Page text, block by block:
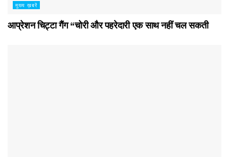
मुख्य ख़बरें
आप्रेशन चिट्टा गैंग “चोरी और पहरेदारी एक साथ नहीं चल सकती